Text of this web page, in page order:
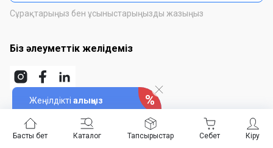
Басты бет Каталог Кіру
Тапсырыстар Себет
Жеңілдікті алыңыз
Сұрақтарыңыз бен ұсыныстарыңызды жазыңыз
Біз әлеуметтік желідеміз